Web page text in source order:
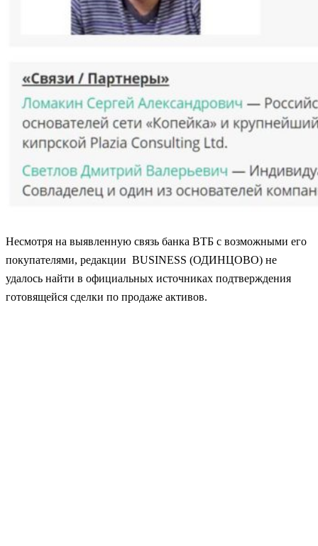
Несмотря на выявленную связь банка ВТБ с возможными его
покупателями, редакции BUSINESS (ОДИНЦОВО) не
удалось найти в официальных источниках подтверждения
готовящейся сделки по продаже активов.